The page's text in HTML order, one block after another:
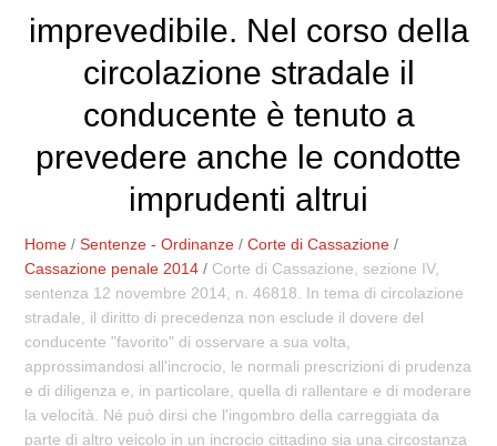
imprevedibile. Nel corso della
circolazione stradale il
conducente è tenuto a
prevedere anche le condotte
imprudenti altrui
Home /Sentenze - Ordinanze /Corte di Cassazione /
Cassazione penale 2014 / Corte di Cassazione, sezione IV,
sentenza 12 novembre 2014, n. 46818. In tema di circolazione
stradale, il diritto di precedenza non esclude il dovere del
conducente "favorito" di osservare a sua volta,
approssimandosi all'incrocio, le normali prescrizioni di prudenza
e di diligenza e, in particolare, quella di rallentare e di moderare
la velocità. Né può dirsi che l'ingombro della carreggiata da
parte di altro veicolo in un incrocio cittadino sia una circostanza